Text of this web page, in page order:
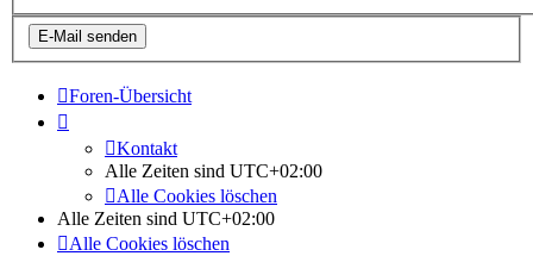
Foren-Übersicht
Kontakt
Alle Zeiten sind UTC+02:00
Alle Cookies löschen
Alle Zeiten sind UTC+02:00
Alle Cookies löschen